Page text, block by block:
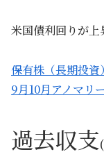
米国債利回りが
保有株（長期投資）
9月10月アノマリ
過去収支